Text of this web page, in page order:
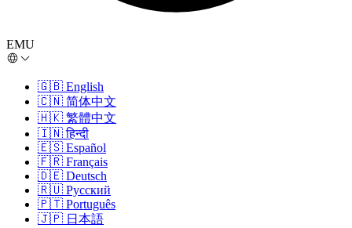
EMU
🇬🇧 English
🇨🇳 简体中文
🇭🇰 繁體中文
🇮🇳 हिन्दी
🇪🇸 Español
🇫🇷 Français
🇩🇪 Deutsch
🇷🇺 Русский
🇵🇹 Português
🇯🇵 日本語